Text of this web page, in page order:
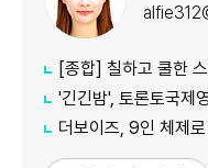
[종합] 칠하고 쿨한 스
'긴긴밤', 토론토국제
더보이즈, 9인 체제로 팀